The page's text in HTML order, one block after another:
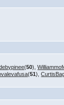
(50),
(51),